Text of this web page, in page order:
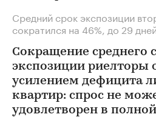
Средний срок экспозиции
сократился на 46%, до 29
Сокращение среднего
экспозиции риелторы
усилением дефицита
квартир: спрос не
удовлетворен в